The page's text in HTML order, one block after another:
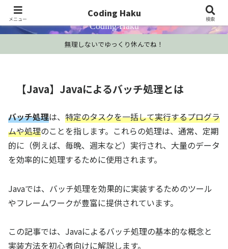
プログラミング学習・開発Tips・技術情報
Coding Haku
無理しないでゆっくり休んでね！
【Java】Javaによるバッチ処理とは
バッチ処理は、 特定のタスクを一括して実行するプログラ
ムや処理のことを指します。これらの処理は、通常、定期
的に（例えば、毎晩、週末など）実行され、大量のデータ
を効率的に処理するために使用されます。
Javaでは、バッチ処理を効果的に実装するためのツール
やフレームワークが豊富に提供されています。
この記事では、Javaによるバッチ処理の基本的な概念と
実装方法を初心者向けに解説します。
メニュー
Coding Haku
検索